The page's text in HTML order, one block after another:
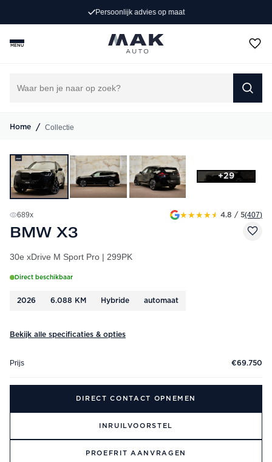
Persoonlijk advies op maat
MENU
Home / Collectie
+29
689x ★★★★★ 4.8 / 5(407)
BMW X3
30e xDrive M Sport Pro | 299PK
Direct beschikbaar
2026 6.088 KM Hybride automaat
Bekijk alle specificaties & opties
Prijs €69.750
DIRECT CONTACT OPNEMEN
INRUILVOORSTEL
PROEFRIT AANVRAGEN